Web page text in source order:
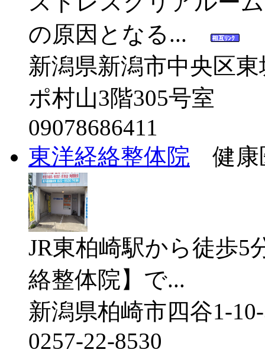
の原因となる...
新潟県新潟市中央区
ポ村山3階305号室
09078686411
東洋経絡整体院 健康
JR東柏崎駅から徒歩5
絡整体院】で...
新潟県柏崎市四谷1-
0257-22-8530